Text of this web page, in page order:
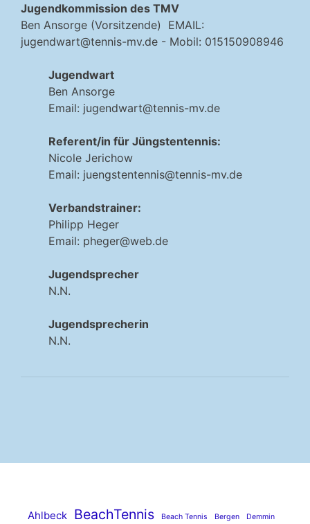
Jugendkommission des TMV
Ben Ansorge (Vorsitzende) EMAIL:
jugendwart@tennis-mv.de - Mobil: 015150908946
Jugendwart
Ben Ansorge
Email: jugendwart@tennis-mv.de
Referent/in für Jüngstentennis:
Nicole Jerichow
Email: juengstentennis@tennis-mv.de
Verbandstrainer:
Philipp Heger
Email: pheger@web.de
Jugendsprecher
N.N.
Jugendsprecherin
N.N.
Ahlbeck BeachTennis Beach Tennis Bergen Demmin